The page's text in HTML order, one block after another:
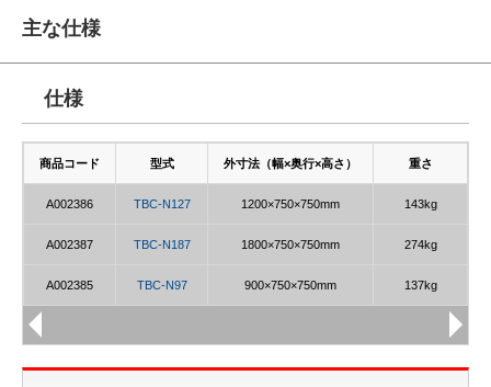
主な仕様
仕様
商品コード 型式 外寸法（幅×奥行×高さ） 重さ
A002386 TBC-N127 1200×750×750mm 143kg
A002387 TBC-N187 1800×750×750mm 274kg
A002385 TBC-N97 900×750×750mm 137kg